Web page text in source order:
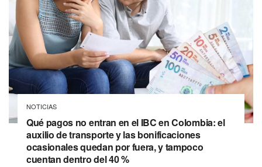
NOTICIAS
Qué pagos no entran en el IBC en Colombia: el
auxilio de transporte y las bonificaciones
ocasionales quedan por fuera, y tampoco
cuentan dentro del 40 %